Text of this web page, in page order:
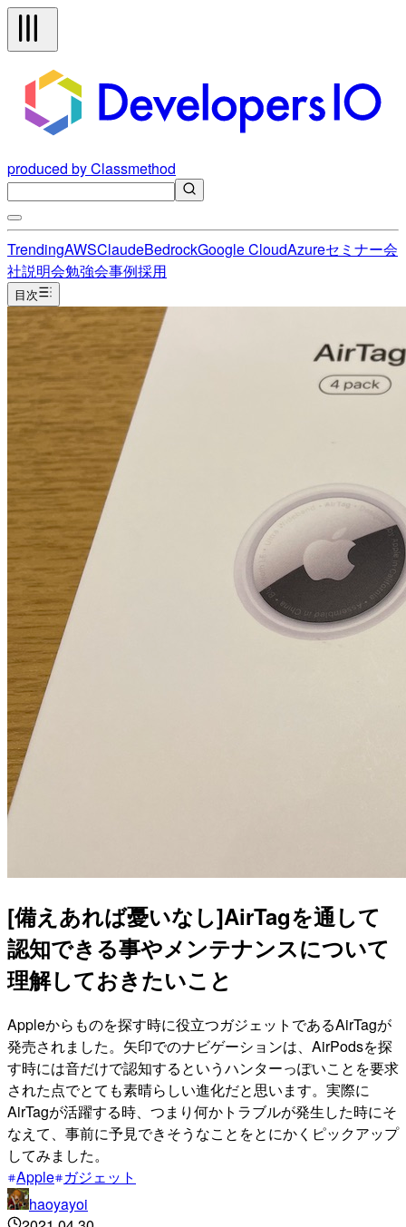
produced by Classmethod
TrendingAWSClaudeBedrockGoogle CloudAzureセミナー会
社説明会勉強会事例採用
目次
[備えあれば憂いなし]AirTagを通して
認知できる事やメンテナンスについて
理解しておきたいこと
Appleからものを探す時に役立つガジェットであるAirTagが
発売されました。矢印でのナビゲーションは、AirPodsを探
す時には音だけで認知するというハンターっぽいことを要求
された点でとても素晴らしい進化だと思います。実際に
AirTagが活躍する時、つまり何かトラブルが発生した時にそ
なえて、事前に予見できそうなことをとにかくピックアップ
してみました。
Apple ガジェット
haoyayoi